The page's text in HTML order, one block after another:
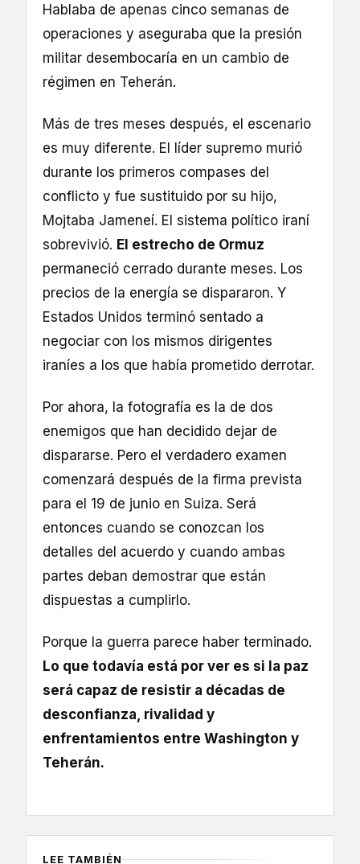
Hablaba de apenas cinco semanas de
operaciones y aseguraba que la presión
militar desembocaría en un cambio de
régimen en Teherán.
Más de tres meses después, el escenario
es muy diferente. El líder supremo murió
durante los primeros compases del
conflicto y fue sustituido por su hijo,
Mojtaba Jameneí. El sistema político iraní
sobrevivió. El estrecho de Ormuz
permaneció cerrado durante meses. Los
precios de la energía se dispararon. Y
Estados Unidos terminó sentado a
negociar con los mismos dirigentes
iraníes a los que había prometido derrotar.
Por ahora, la fotografía es la de dos
enemigos que han decidido dejar de
dispararse. Pero el verdadero examen
comenzará después de la firma prevista
para el 19 de junio en Suiza. Será
entonces cuando se conozcan los
detalles del acuerdo y cuando ambas
partes deban demostrar que están
dispuestas a cumplirlo.
Porque la guerra parece haber terminado.
Lo que todavía está por ver es si la paz
será capaz de resistir a décadas de
desconfianza, rivalidad y
enfrentamientos entre Washington y
Teherán.
LEE TAMBIÉN